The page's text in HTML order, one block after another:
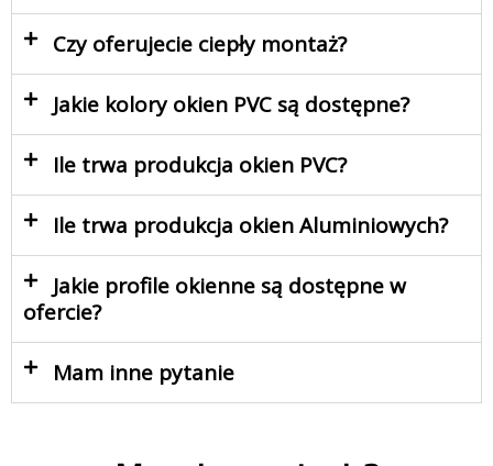
Czy oferujecie ciepły montaż?
Jakie kolory okien PVC są dostępne?
Ile trwa produkcja okien PVC?
Ile trwa produkcja okien Aluminiowych?
Jakie profile okienne są dostępne w
ofercie?
Mam inne pytanie